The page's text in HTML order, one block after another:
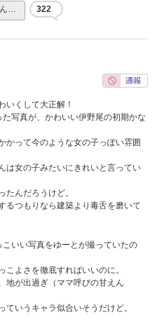
ん… 322
いくして大正解！
写真が、かわいい伊野尾の初期かな
かって今のような女の子っぽい雰囲
は女の子みたいにきれいと言ってい
たんだろうけど。
るつもりなら建築より毒舌を磨いて
いい写真をゆーとが撮っていたの
よさを徹底すればいいのに。
地が出過ぎ（ママ呼びの甘えん
いうキャラ似合いそうだけど。